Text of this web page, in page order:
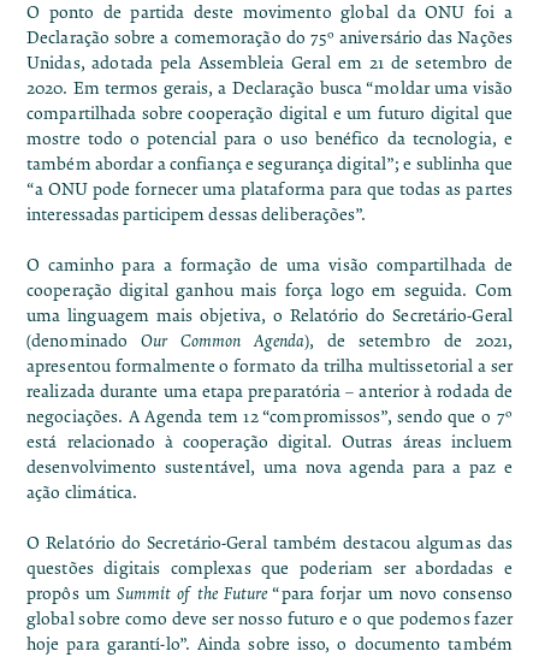
O ponto de partida deste movimento global da ONU foi a
Declaração sobre a comemoração do 75º aniversário das Nações
Unidas, adotada pela Assembleia Geral em 21 de setembro de
2020. Em termos gerais, a Declaração busca “moldar uma visão
compartilhada sobre cooperação digital e um futuro digital que
mostre todo o potencial para o uso benéfico da tecnologia, e
também abordar a confiança e segurança digital”; e sublinha que
“a ONU pode fornecer uma plataforma para que todas as partes
interessadas participem dessas deliberações”.
O caminho para a formação de uma visão compartilhada de
cooperação digital ganhou mais força logo em seguida. Com
uma linguagem mais objetiva, o Relatório do Secretário-Geral
(denominado Our Common Agenda), de setembro de 2021,
apresentou formalmente o formato da trilha multissetorial a ser
realizada durante uma etapa preparatória – anterior à rodada de
negociações. A Agenda tem 12 “compromissos”, sendo que o 7º
está relacionado à cooperação digital. Outras áreas incluem
desenvolvimento sustentável, uma nova agenda para a paz e
ação climática.
O Relatório do Secretário-Geral também destacou algumas das
questões digitais complexas que poderiam ser abordadas e
propôs um Summit of the Future “para forjar um novo consenso
global sobre como deve ser nosso futuro e o que podemos fazer
hoje para garantí-lo”. Ainda sobre isso, o documento também